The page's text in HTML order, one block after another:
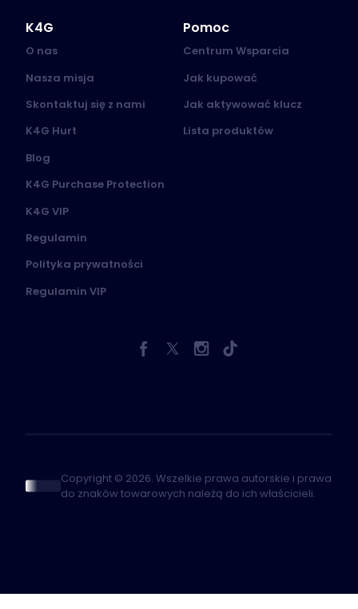
K4G
O nas
Nasza misja
Skontaktuj się z nami
K4G Hurt
Blog
K4G Purchase Protection
K4G VIP
Regulamin
Polityka prywatności
Regulamin VIP
Pomoc
Centrum Wsparcia
Jak kupować
Jak aktywować klucz
Lista produktów
Copyright © 2026. Wszelkie prawa autorskie i prawa
do znaków towarowych należą do ich właścicieli.